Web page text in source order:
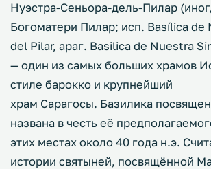
Нуэстра-Сеньора-дель-Пилар
Богоматери Пилар; исп. Basílica de
del Pilar, араг. Basilica de Nuestra
— один из самых больших храмов
стиле барокко и крупнейший
храм Сарагосы. Базилика
названа в честь её
этих местах около 40 года н.э.
истории святыней, посвящённой